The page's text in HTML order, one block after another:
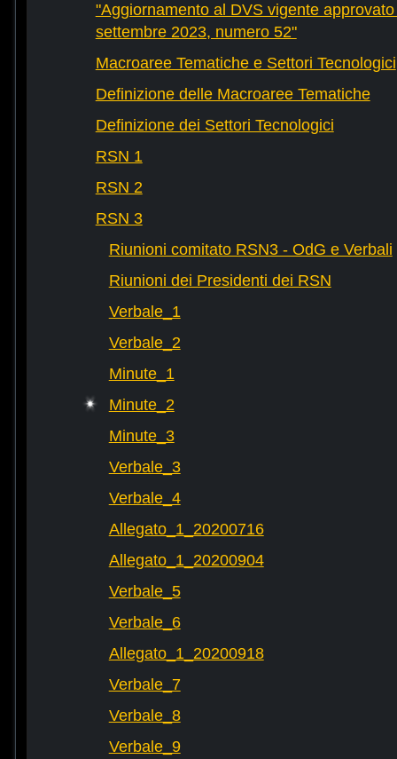
"Aggiornamento al DVS vigente
settembre 2023, numero 52"
Macroaree Tematiche e Settori Tecnologici
Definizione delle Macroaree Tematiche
Definizione dei Settori Tecnologici
RSN 1
RSN 2
RSN 3
Riunioni comitato RSN3 - OdG e Verbali
Riunioni dei Presidenti dei RSN
Verbale_1
Verbale_2
Minute_1
Minute_2
Minute_3
Verbale_3
Verbale_4
Allegato_1_20200716
Allegato_1_20200904
Verbale_5
Verbale_6
Allegato_1_20200918
Verbale_7
Verbale_8
Verbale_9